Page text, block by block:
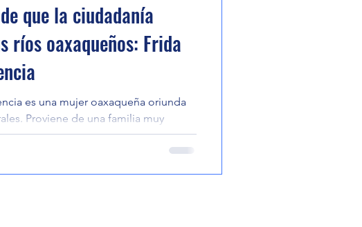
que la ciudadanía
ríos oaxaqueños: Frida
es una mujer oaxaqueña oriunda
Proviene de una familia muy
de...